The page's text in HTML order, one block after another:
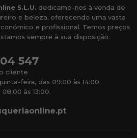
S.L.U. dedicamo-nos à venda de
e beleza, oferecendo uma vasta
e profissional. Temos preços
sempre à sua disposição.
547
cliente
feira, das 09:00 às 14:00.
às 13:00.